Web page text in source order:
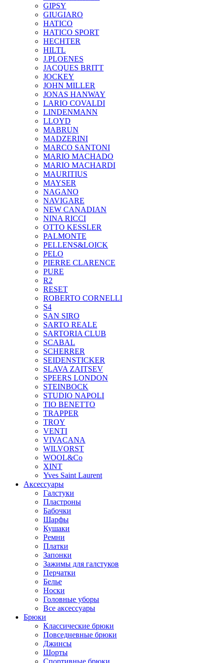
GIPSY
GIUGIARO
HATICO
HATICO SPORT
HECHTER
HILTL
J.PLOENES
JAСQUES BRITT
JOCKEY
JOHN MILLER
JONAS HANWAY
LARIO COVALDI
LINDENMANN
LLOYD
MABRUN
MADZERINI
MARCO SANTONI
MARIO MACHADO
MARIO MACHARDI
MAURITIUS
MAYSER
NAGANO
NAVIGARE
NEW CANADIAN
NINA RICCI
OTTO KESSLER
PALMONTE
PELLENS&LOICK
PELO
PIERRE CLARENCE
PURE
R2
RESET
ROBERTO CORNELLI
S4
SAN SIRO
SARTO REALE
SARTORIA CLUB
SCABAL
SCHERRER
SEIDENSTICKER
SLAVA ZAITSEV
SPEERS LONDON
STEINBOCK
STUDIO NAPOLI
TIO BENETTO
TRAPPER
TROY
VENTI
VIVACANA
WILVORST
WOOL&Co
XINT
Yves Saint Laurent
Аксессуары
Галстуки
Пластроны
Бабочки
Шарфы
Кушаки
Ремни
Платки
Запонки
Зажимы для галстуков
Перчатки
Белье
Носки
Головные уборы
Все аксессуары
Брюки
Классические брюки
Повседневные брюки
Джинсы
Шорты
Спортивные брюки